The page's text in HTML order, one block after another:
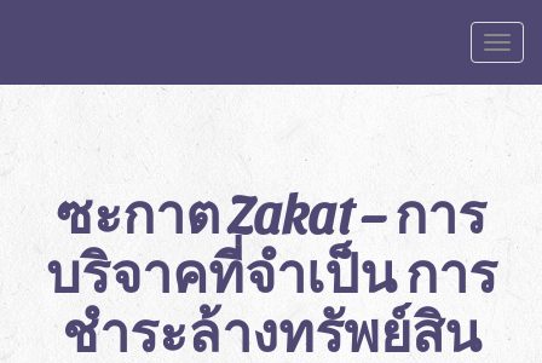
ซะกาต Zakat – การ
บริจาคที่จำเป็น การ
ชำระล้างทรัพย์สิน